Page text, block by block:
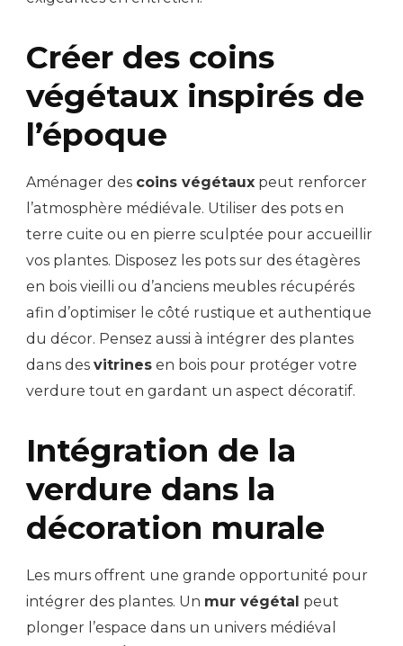
Créer des coins
végétaux inspirés de
l’époque
Aménager des coins végétaux peut renforcer
l’atmosphère médiévale. Utiliser des pots en
terre cuite ou en pierre sculptée pour accueillir
vos plantes. Disposez les pots sur des étagères
en bois vieilli ou d’anciens meubles récupérés
afin d’optimiser le côté rustique et authentique
du décor. Pensez aussi à intégrer des plantes
dans des vitrines en bois pour protéger votre
verdure tout en gardant un aspect décoratif.
Intégration de la
verdure dans la
décoration murale
Les murs offrent une grande opportunité pour
intégrer des plantes. Un mur végétal peut
plonger l’espace dans un univers médiéval